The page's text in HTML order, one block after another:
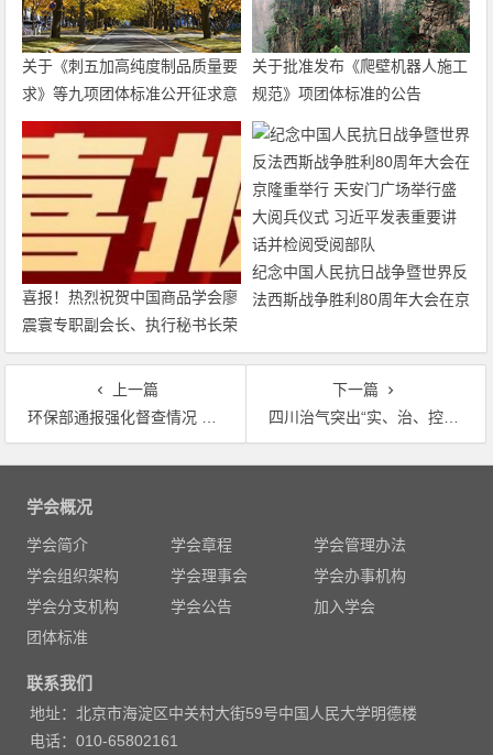
关于《刺五加高纯度制品质量要
求》等九项团体标准公开征求意
见的通知
关于批准发布《爬壁机器人施工
规范》项团体标准的公告
喜报！热烈祝贺中国商品学会廖
震寰专职副会长、执行秘书长荣
获农工党中央表彰
纪念中国人民抗日战争暨世界反
法西斯战争胜利80周年大会在京
阅兵仪式 习近平发表重要讲话
并检阅受阅部队
上一篇
环保部通报强化督查情况 河北巨鹿两企业撕毁封条违法生产
下一篇
四川治气突出“实、治、控、强、准” 今年力争PM2.5浓度比考核基准年下降12%
文
学会概况
学会简介 学会章程
学会管理办法
学会组织架构
学会理事会
学会办事机构
学会分支机构
学会公告
加入学会
团体标准
联系我们
地址：北京市海淀区中关村大街59号中国人民大学明德楼
电话：010-65802161